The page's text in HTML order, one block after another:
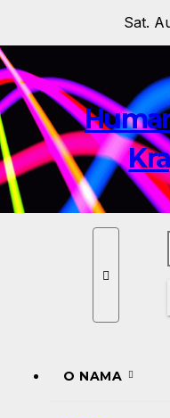
content
Sat.
O NAMA